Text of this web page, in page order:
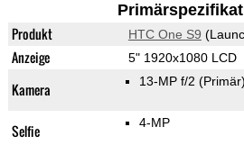
Produkt HTC One S9
Anzeige 5" 1920x1080 LCD
Kamera 13-MP f/2 (Primär)
Selfie 4-MP